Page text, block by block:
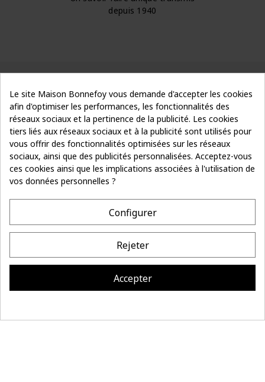
depuis 1940
Suivez le filde notre actu Je m’inscris
- 10%
COORDONNÉES
LA MAISON BONNEFOY
Le site Maison Bonnefoy vous demande d'accepter les cookies
afin d'optimiser les performances, les fonctionnalités des
réseaux sociaux et la pertinence de la publicité. Les cookies
tiers liés aux réseaux sociaux et à la publicité sont utilisés pour
vous offrir des fonctionnalités optimisées sur les réseaux
sociaux, ainsi que des publicités personnalisées. Acceptez-vous
ces cookies ainsi que les implications associées à l'utilisation de
vos données personnelles ?
Configurer
Rejeter
Accepter